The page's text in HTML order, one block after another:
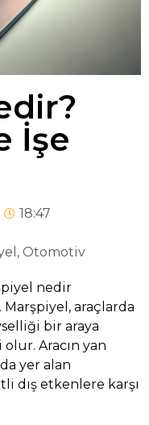
İşe
18:47
, Otomotiv
nedir
Marşpiyel, araçlarda
bir araya
Aracın yan
yer alan
dış etkenlere karşı